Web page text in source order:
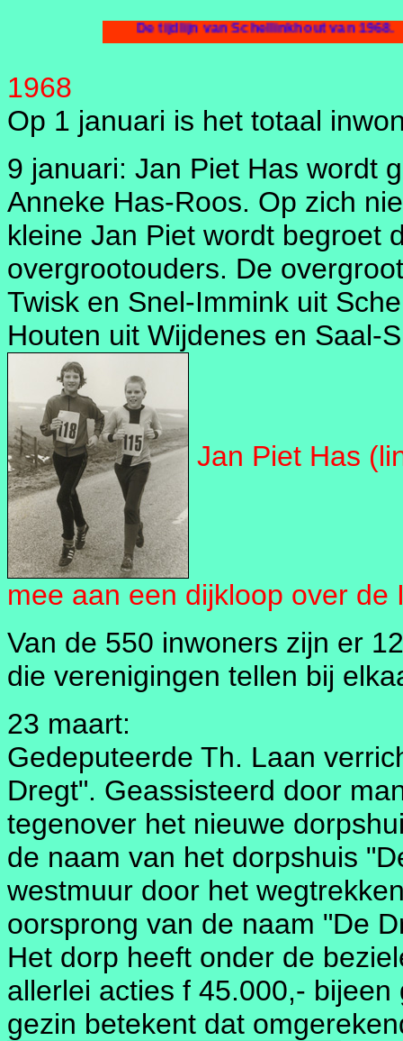
De tijdlijn van
1968
Op 1 januari is het totaal
9 januari: Jan Piet Has wordt
Anneke Has-Roos. Op zich
kleine Jan Piet wordt begroet
overgrootouders. De
Twisk en Snel-Immink uit
Houten uit Wijdenes en Saal-
Jan Piet Has
mee aan een dijkloop over de
Van de 550 inwoners zijn er
die verenigingen tellen bij
23 maart:
Gedeputeerde Th. Laan
Dregt". Geassisteerd door
tegenover het nieuwe
de naam van het dorpshuis
westmuur door het
oorsprong van de naam "De
Het dorp heeft onder de
allerlei acties f 45.000,-
gezin betekent dat